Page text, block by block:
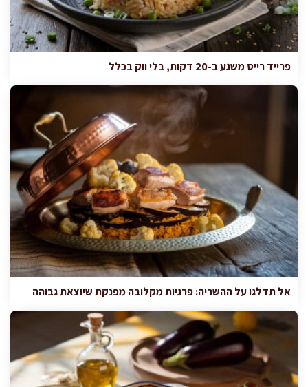
פרייד רייס משגע ב-20 דקות, בלי ווק בכלל
אל תדלגו על ההשריה: פרגיות מקלובה מפנקת שיוצאת גבוהה